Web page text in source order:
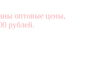
оптовые цены,
рублей.